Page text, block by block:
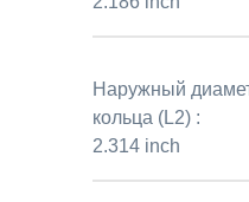
Наружный
кольца (L2) :
2.314 inch